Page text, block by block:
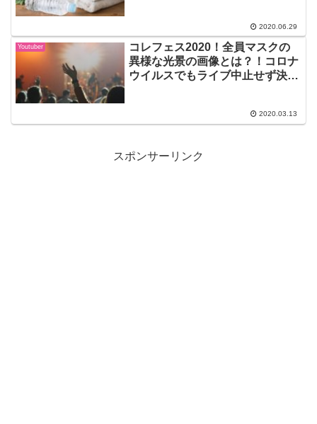
2020.06.29
Youtuber
コレフェス2020！全員マスクの
異様な光景の画像とは？！コロナ
ウイルスでもライブ中止せず決
2020.03.13
スポンサーリンク